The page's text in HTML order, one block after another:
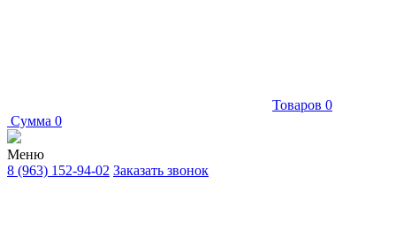
Товаров 0
Сумма 0
Меню
8 (963) 152-94-02 Заказать звонок